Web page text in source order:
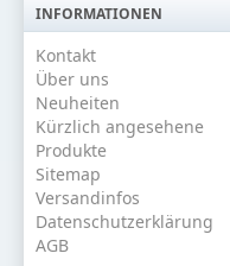
INFORMATIONEN
Kontakt
Über uns
Neuheiten
Kürzlich angesehene
Produkte
Sitemap
Versandinfos
Datenschutzerklärung
AGB